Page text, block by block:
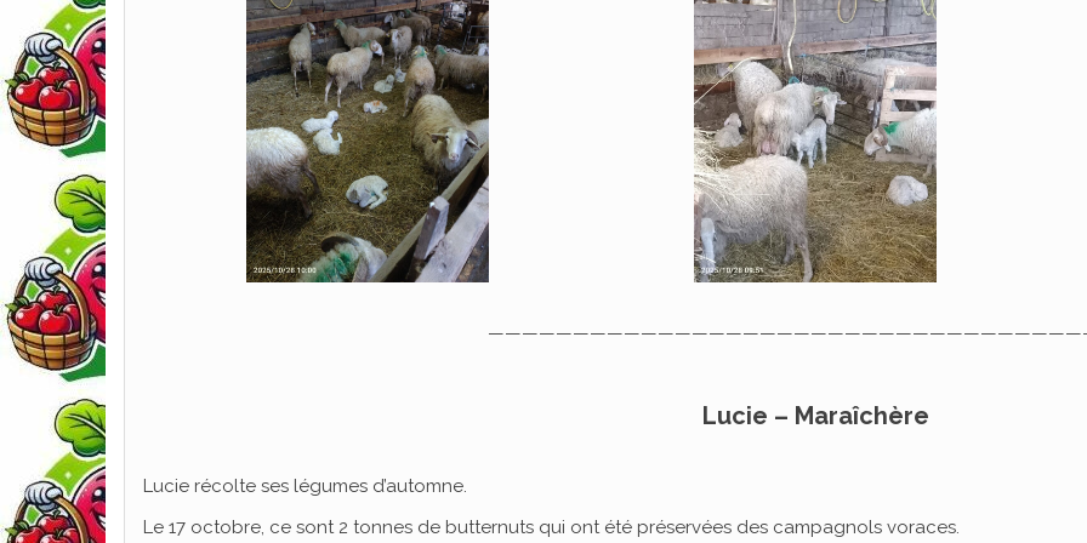
Lucie – Maraîchère
Lucie récolte ses légumes d’automne.
Le 17 octobre, ce sont 2 tonnes de butternuts qui ont été préservées des campagnols voraces.